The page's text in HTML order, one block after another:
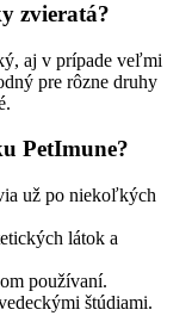
zvieratá?
aj v prípade veľmi
pre rôzne druhy
PetImune?
už po niekoľkých
látok a
používaní.
štúdiami.